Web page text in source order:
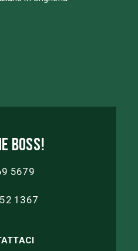
boss!
5679
1367